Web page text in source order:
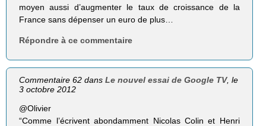
moyen aussi d’augmenter le taux de croissance de la
France sans dépenser un euro de plus…
Répondre à ce commentaire
Commentaire 62 dansLe nouvel essai de Google TV, le
3 octobre 2012
@Olivier
“Comme l’écrivent abon­dam­ment Nico­las Colin et Henri